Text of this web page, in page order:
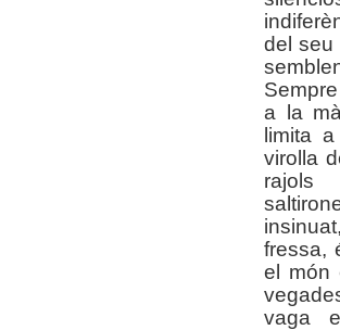
del seu
a la
limita
virolla
fressa,
el món
vaga